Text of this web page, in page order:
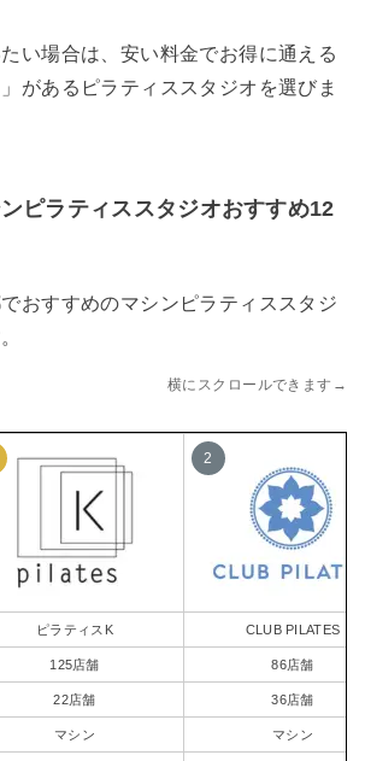
い場合は、安い料金でお得に通える
」があるピラティススタジオを選びま
ピラティススタジオおすすめ12
おすすめのマシンピラティススタジ
横にスクロールできます→
ピラティスK CLUB PILATES
125店舗 86店舗
22店舗 36店舗
マシン マシン